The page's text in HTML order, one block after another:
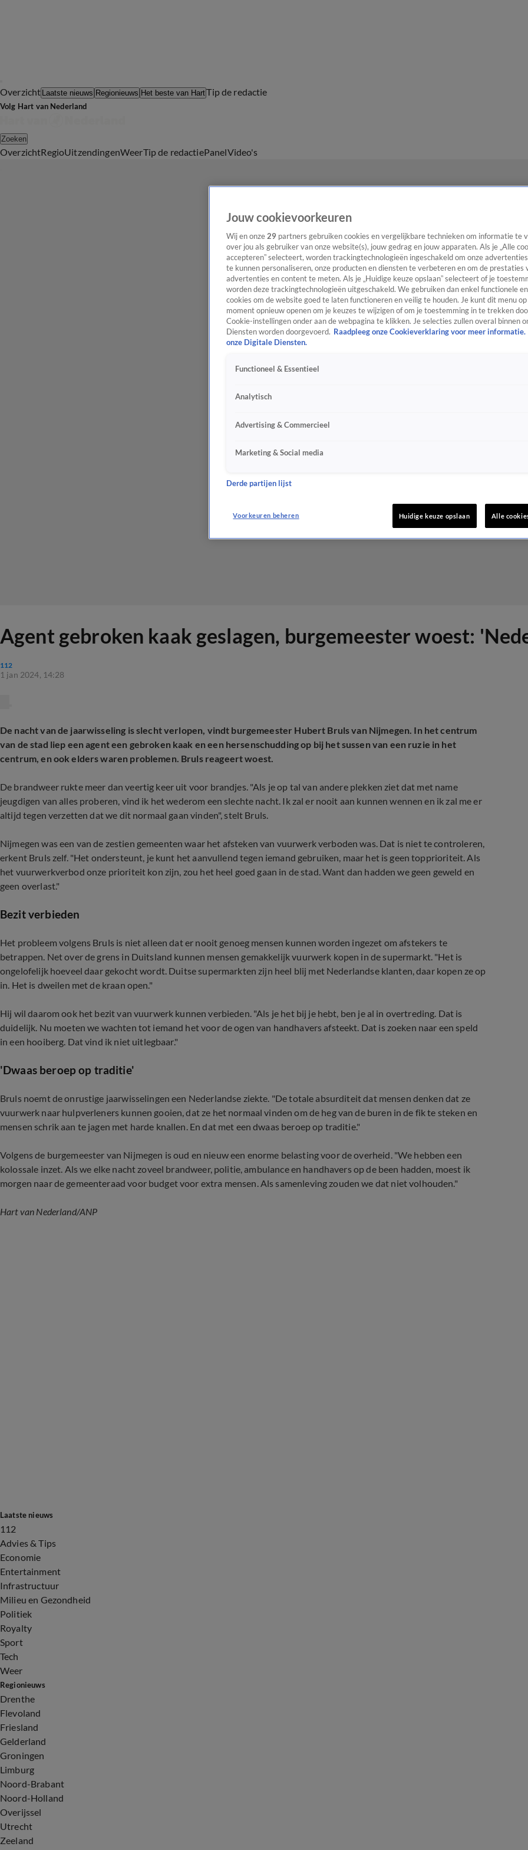
Overzicht Laatste nieuws Regionieuws Het beste van HartTip de redactie
Volg Hart van Nederland
Zoeken
OverzichtRegioUitzendingenWeerTip de redactiePanelVideo's
Agent gebroken kaak geslagen, burgemeester woest:
112
1 jan 2024, 14:28
De nacht van de jaarwisseling is slecht verlopen, vindt burgemeester Hubert Bruls van Nijmegen. In het centrum
van de stad liep een agent een gebroken kaak en een hersenschudding op bij het sussen van een ruzie in het
centrum, en ook elders waren problemen. Bruls reageert woest.
De brandweer rukte meer dan veertig keer uit voor brandjes. "Als je op tal van andere plekken ziet dat met name
jeugdigen van alles proberen, vind ik het wederom een slechte nacht. Ik zal er nooit aan kunnen wennen en ik zal me er
altijd tegen verzetten dat we dit normaal gaan vinden", stelt Bruls.
Nijmegen was een van de zestien gemeenten waar het afsteken van vuurwerk verboden was. Dat is niet te controleren,
erkent Bruls zelf. "Het ondersteunt, je kunt het aanvullend tegen iemand gebruiken, maar het is geen topprioriteit. Als
het vuurwerkverbod onze prioriteit kon zijn, zou het heel goed gaan in de stad. Want dan hadden we geen geweld en
geen overlast."
Bezit verbieden
Het probleem volgens Bruls is niet alleen dat er nooit genoeg mensen kunnen worden ingezet om afstekers te
betrappen. Net over de grens in Duitsland kunnen mensen gemakkelijk vuurwerk kopen in de supermarkt. "Het is
ongelofelijk hoeveel daar gekocht wordt. Duitse supermarkten zijn heel blij met Nederlandse klanten, daar kopen ze op
in. Het is dweilen met de kraan open."
Hij wil daarom ook het bezit van vuurwerk kunnen verbieden. "Als je het bij je hebt, ben je al in overtreding. Dat is
duidelijk. Nu moeten we wachten tot iemand het voor de ogen van handhavers afsteekt. Dat is zoeken naar een speld
in een hooiberg. Dat vind ik niet uitlegbaar."
'Dwaas beroep op traditie'
Bruls noemt de onrustige jaarwisselingen een Nederlandse ziekte. "De totale absurditeit dat mensen denken dat ze
vuurwerk naar hulpverleners kunnen gooien, dat ze het normaal vinden om de heg van de buren in de fik te steken en
mensen schrik aan te jagen met harde knallen. En dat met een dwaas beroep op traditie."
Volgens de burgemeester van Nijmegen is oud en nieuw een enorme belasting voor de overheid. "We hebben een
kolossale inzet. Als we elke nacht zoveel brandweer, politie, ambulance en handhavers op de been hadden, moest ik
morgen naar de gemeenteraad voor budget voor extra mensen. Als samenleving zouden we dat niet volhouden."
Hart van Nederland/ANP
Laatste nieuws
112
Advies & Tips
Economie
Entertainment
Infrastructuur
Milieu en Gezondheid
Politiek
Royalty
Sport
Tech
Weer
Regionieuws
Drenthe
Flevoland
Friesland
Gelderland
Groningen
Limburg
Noord-Brabant
Noord-Holland
Overijssel
Utrecht
Zeeland
Jouw cookievoorkeuren
Wij en onze 29 partners gebruiken cookies en vergelijkbare technieken om informatie te
over jou als gebruiker van onze website(s), jouw gedrag en jouw apparaten. Als je „Alle
accepteren” selecteert, worden trackingtechnologieën ingeschakeld om onze
te kunnen personaliseren, onze producten en diensten te verbeteren en om de prestaties
advertenties en content te meten. Als je „Huidige keuze opslaan” selecteert of je
worden deze trackingtechnologieën uitgeschakeld. We gebruiken dan enkel functionele
cookies om de website goed te laten functioneren en veilig te houden. Je kunt dit menu
moment opnieuw openen om je keuzes te wijzigen of om je toestemming in te trekken
Cookie-instellingen onder aan de webpagina te klikken. Je selecties zullen overal binnen
Diensten worden doorgevoerd. Raadpleeg onze Cookieverklaring voor meer informatie.
onze Digitale Diensten.
Functioneel & Essentieel
Analytisch
Advertising & Commercieel
Marketing & Social media
Derde partijen lijst
Voorkeuren beheren Huidige keuze opslaan Alle